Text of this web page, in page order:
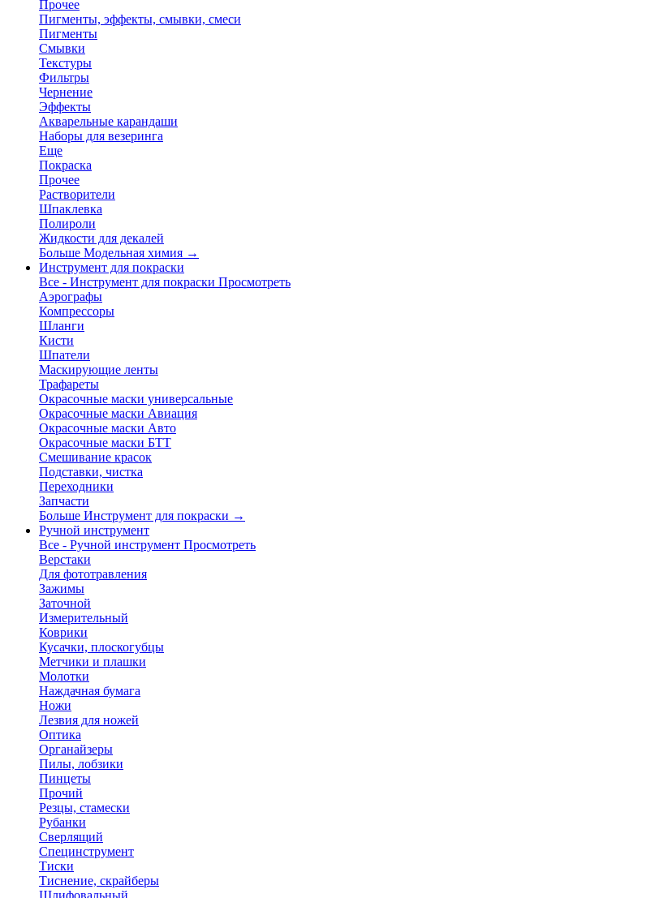
Прочее
Пигменты, эффекты, смывки, смеси
Пигменты
Смывки
Текстуры
Фильтры
Чернение
Эффекты
Акварельные карандаши
Наборы для везеринга
Еще
Покраска
Прочее
Растворители
Шпаклевка
Полироли
Жидкости для декалей
Больше Модельная химия →
Инструмент для покраски
Все - Инструмент для покраски Просмотреть
Аэрографы
Компрессоры
Шланги
Кисти
Шпатели
Маскирующие ленты
Трафареты
Окрасочные маски универсальные
Окрасочные маски Авиация
Окрасочные маски Авто
Окрасочные маски БТТ
Смешивание красок
Подставки, чистка
Переходники
Запчасти
Больше Инструмент для покраски →
Ручной инструмент
Все - Ручной инструмент Просмотреть
Верстаки
Для фототравления
Зажимы
Заточной
Измерительный
Коврики
Кусачки, плоскогубцы
Метчики и плашки
Молотки
Наждачная бумага
Ножи
Лезвия для ножей
Оптика
Органайзеры
Пилы, лобзики
Пинцеты
Прочий
Резцы, стамески
Рубанки
Сверлящий
Специнструмент
Тиски
Тиснение, скрайберы
Шлифовальный